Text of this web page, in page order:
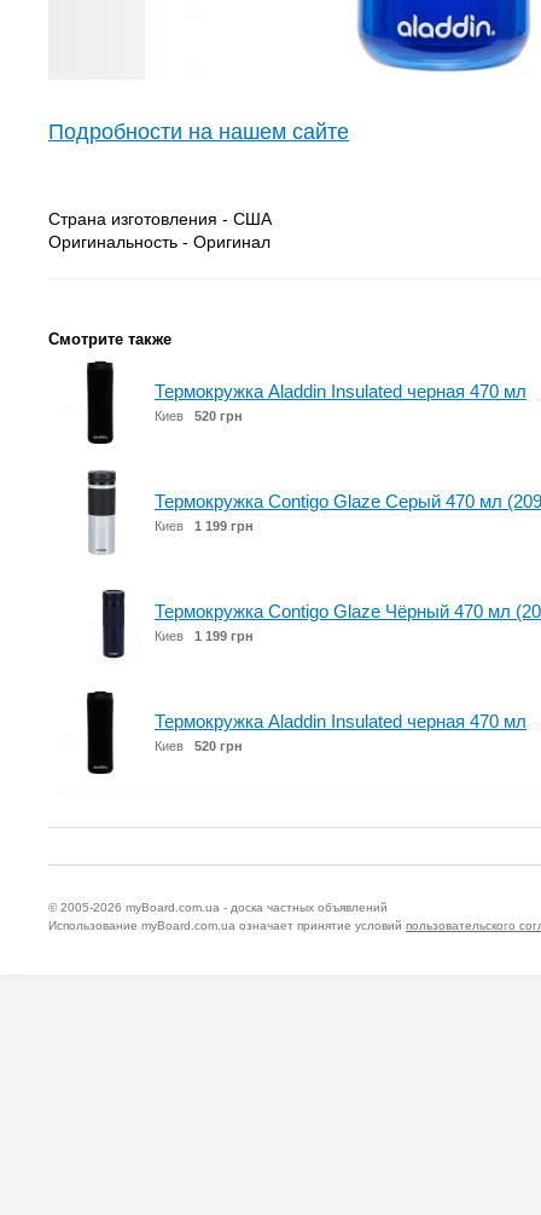
Подробности на нашем сайте
Страна изготовления - США
Оригинальность - Оригинал
Смотрите также
Термокружка Aladdin Insulated черная 470 мл
Киев 520 грн
Термокружка Contigo Glaze Серый 470 мл
Киев 1 199 грн
Термокружка Contigo Glaze Чёрный 470 мл
Киев 1 199 грн
Термокружка Aladdin Insulated черная 470 мл
Киев 520 грн
© 2005-2026 myBoard.com.ua - доска частных объявлений
Использование myBoard.com.ua означает принятие условий пользовательского